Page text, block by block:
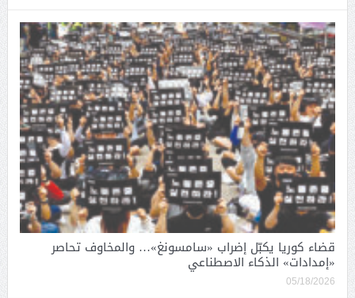
قضاء كوريا يكبّل إضراب «سامسونغ»… والمخاوف تحاصر
«إمدادات» الذكاء الاصطناعي
05/18/2026